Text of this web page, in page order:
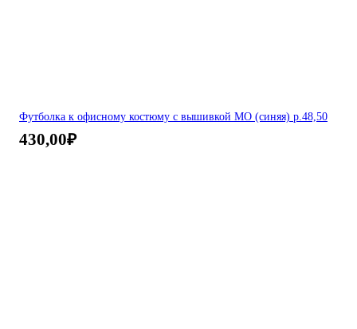
Футболка к офисному костюму с вышивкой МО (синяя) р.48,50
430,00₽